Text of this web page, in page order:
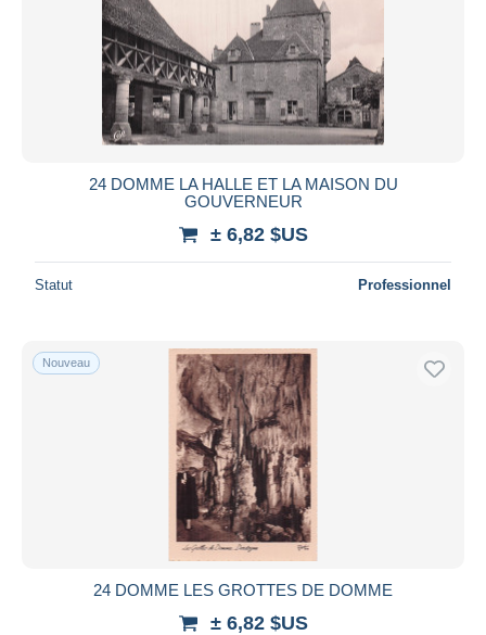
24 DOMME LA HALLE ET LA MAISON DU
GOUVERNEUR
± 6,82 $US
Statut Professionnel
Nouveau
24 DOMME LES GROTTES DE DOMME
± 6,82 $US